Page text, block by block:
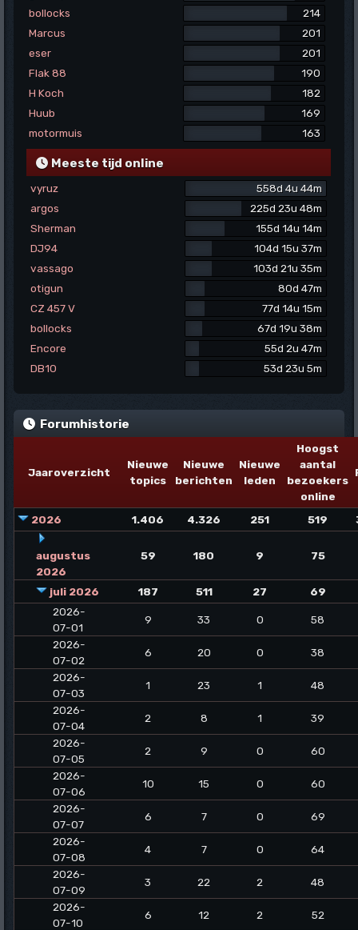
bollocks
214
Marcus
201
eser
201
Flak 88
190
H Koch
182
Huub
169
motormuis
163
Meeste tijd online
vyruz
558d 4u 44m
argos
225d 23u 48m
Sherman
155d 14u 14m
DJ94
104d 15u 37m
vassago
103d 21u 35m
otigun
80d 47m
CZ 457 V
77d 14u 15m
bollocks
67d 19u 38m
Encore
55d 2u 47m
DB10
53d 23u 5m
Forumhistorie
Jaaroverzicht
Nieuwe
topics
Nieuwe
berichten
Nieuwe
leden
Hoogst
aantal
bezoekers
online
2026 1.406 4.326 251 519
augustus
2026
59 180 9 75
juli 2026 187 511 27
69
2026-
07-01
9 33 0
58
2026-
07-02
6 20 0
38
2026-
07-03
1 23 1
48
2026-
07-04
2 8 1
39
2026-
07-05
2 9 0
60
2026-
07-06
10 15 0
60
2026-
07-07
6 7 0
69
2026-
07-08
4 7 0
64
2026-
07-09
3 22 2
48
2026-
07-10
6 12 2
52